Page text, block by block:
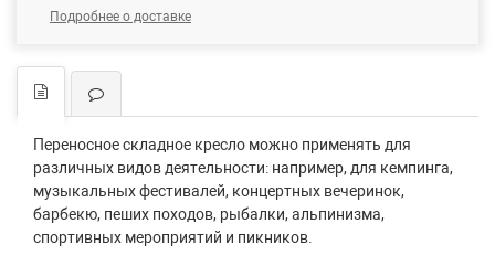
Подробнее о доставке
Переносное складное кресло можно применять для
различных видов деятельности: например, для кемпинга,
музыкальных фестивалей, концертных вечеринок,
барбекю, пеших походов, рыбалки, альпинизма,
спортивных мероприятий и пикников.